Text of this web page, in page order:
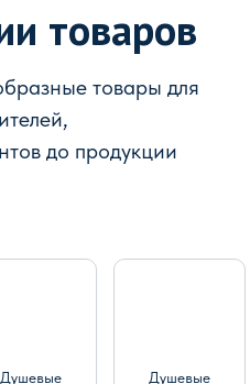
товаров
товары для
до продукции
Душевые Душевые